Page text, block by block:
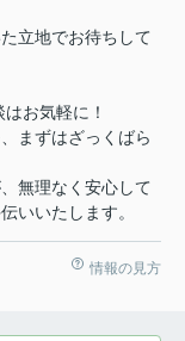
立地でお待ちして
お気軽に！
まずはざっくばら
無理なく安心して
いいたします。
情報の見方